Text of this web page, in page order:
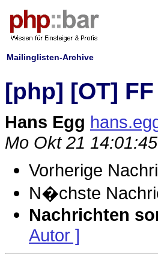
Mailinglisten-Archive
[php] [OT]
Hans Egg
Mo Okt 21
Vorherige
N�chste
Nachrichten
Autor ]